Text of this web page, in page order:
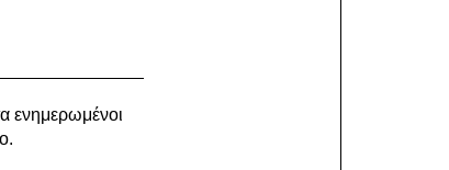
ενημερωμένοι